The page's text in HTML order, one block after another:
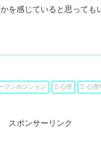
を感じていると思っても
プンポジション 心理 心理
スポンサーリンク